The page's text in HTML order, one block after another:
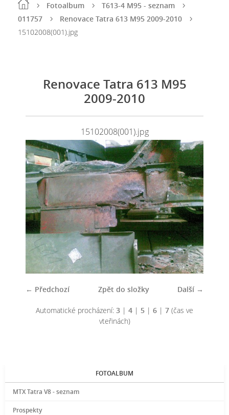
Fotoalbum
T613-4 M95 - seznam
011757
Renovace Tatra 613 M95 2009-2010
15102008(001).jpg
Renovace Tatra 613 M95
2009-2010
15102008(001).jpg
← Předchozí Další →
Zpět do složky
Automatické procházení: 3 | 4 | 5 | 6 | 7 (čas ve
vteřinách)
FOTOALBUM
MTX Tatra V8 - seznam
Prospekty